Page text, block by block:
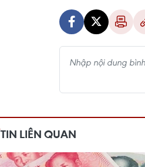
TIN LIÊN QUAN